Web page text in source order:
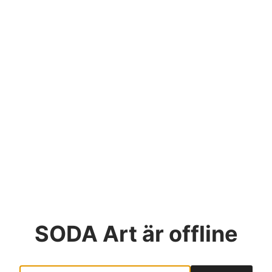
SODA Art är offline